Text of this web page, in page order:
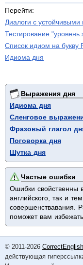
Перейти:
Диалоги с
Тестирование
Список идиом на букву
Идиома дня
Выражения дня
Идиома дня
Сленговое
Фразовый глагол
Поговорка дня
Шутка дня
Частые ошибки
Ошибки свойственны
английского, так и
совершенствавания.
поможет вам
© 2011-2026
действующая